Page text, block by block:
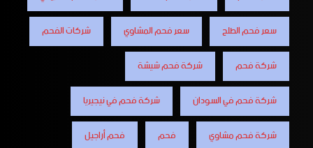
سعر فحم الطلح
سعر فحم المشاوي
شركات الفحم
شركة فحم
شركة فحم شيشة
شركة فحم في السودان
شركة فحم في نيجيريا
شركة فحم مشاوي
فحم
فحم أراجيل